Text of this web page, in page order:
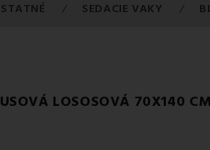
SEDACIE VAKY
LOSOSOVÁ 70X140